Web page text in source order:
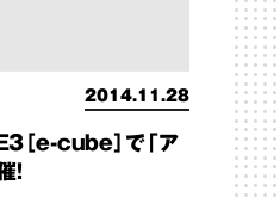
2014.11.28
３［e-cube］で「ア
！